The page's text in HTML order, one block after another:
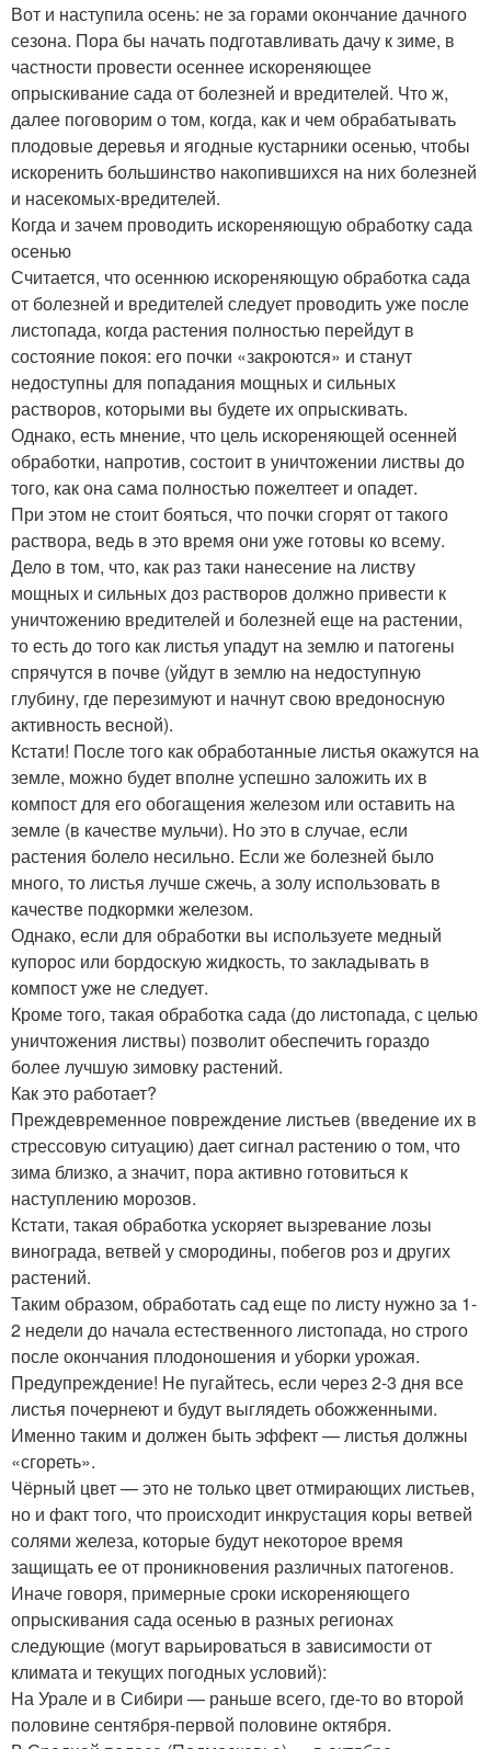
Вот и наступила осень: не за горами окончание дачного
сезона. Пора бы начать подготавливать дачу к зиме, в
частности провести осеннее искореняющее
опрыскивание сада от болезней и вредителей. Что ж,
далее поговорим о том, когда, как и чем обрабатывать
плодовые деревья и ягодные кустарники осенью, чтобы
искоренить большинство накопившихся на них болезней
и насекомых-вредителей.
Когда и зачем проводить искореняющую обработку сада
осенью
Считается, что осеннюю искореняющую обработка сада
от болезней и вредителей следует проводить уже после
листопада, когда растения полностью перейдут в
состояние покоя: его почки «закроются» и станут
недоступны для попадания мощных и сильных
растворов, которыми вы будете их опрыскивать.
Однако, есть мнение, что цель искореняющей осенней
обработки, напротив, состоит в уничтожении листвы до
того, как она сама полностью пожелтеет и опадет.
При этом не стоит бояться, что почки сгорят от такого
раствора, ведь в это время они уже готовы ко всему.
Дело в том, что, как раз таки нанесение на листву
мощных и сильных доз растворов должно привести к
уничтожению вредителей и болезней еще на растении,
то есть до того как листья упадут на землю и патогены
спрячутся в почве (уйдут в землю на недоступную
глубину, где перезимуют и начнут свою вредоносную
активность весной).
Кстати! После того как обработанные листья окажутся на
земле, можно будет вполне успешно заложить их в
компост для его обогащения железом или оставить на
земле (в качестве мульчи). Но это в случае, если
растения болело несильно. Если же болезней было
много, то листья лучше сжечь, а золу использовать в
качестве подкормки железом.
Однако, если для обработки вы используете медный
купорос или бордоскую жидкость, то закладывать в
компост уже не следует.
Кроме того, такая обработка сада (до листопада, с целью
уничтожения листвы) позволит обеспечить гораздо
более лучшую зимовку растений.
Как это работает?
Преждевременное повреждение листьев (введение их в
стрессовую ситуацию) дает сигнал растению о том, что
зима близко, а значит, пора активно готовиться к
наступлению морозов.
Кстати, такая обработка ускоряет вызревание лозы
винограда, ветвей у смородины, побегов роз и других
растений.
Таким образом, обработать сад еще по листу нужно за 1-
2 недели до начала естественного листопада, но строго
после окончания плодоношения и уборки урожая.
Предупреждение! Не пугайтесь, если через 2-3 дня все
листья почернеют и будут выглядеть обожженными.
Именно таким и должен быть эффект — листья должны
«сгореть».
Чёрный цвет — это не только цвет отмирающих листьев,
но и факт того, что происходит инкрустация коры ветвей
солями железа, которые будут некоторое время
защищать ее от проникновения различных патогенов.
Иначе говоря, примерные сроки искореняющего
опрыскивания сада осенью в разных регионах
следующие (могут варьироваться в зависимости от
климата и текущих погодных условий):
На Урале и в Сибири — раньше всего, где-то во второй
половине сентября-первой половине октября.